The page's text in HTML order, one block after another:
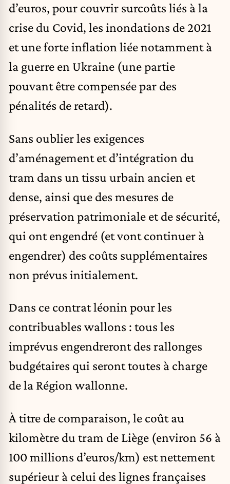
d’euros, pour couvrir surcoûts liés à la
crise du Covid, les inondations de 2021
et une forte inflation liée notamment à
la guerre en Ukraine (une partie
pouvant être compensée par des
pénalités de retard).
Sans oublier les exigences
d’aménagement et d’intégration du
tram dans un tissu urbain ancien et
dense, ainsi que des mesures de
préservation patrimoniale et de sécurité,
qui ont engendré (et vont continuer à
engendrer) des coûts supplémentaires
non prévus initialement.
Dans ce contrat léonin pour les
contribuables wallons : tous les
imprévus engendreront des rallonges
budgétaires qui seront toutes à charge
de la Région wallonne.
À titre de comparaison, le coût au
kilomètre du tram de Liège (environ 56 à
100 millions d’euros/km) est nettement
supérieur à celui des lignes françaises